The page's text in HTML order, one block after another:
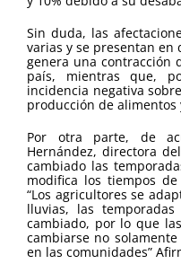
Sin duda, las
varias y se presentan en
genera una contracción
país, mientras que,
incidencia negativa
producción de alimentos
Por otra parte, de
Hernández, directora
cambiado las
modifica los tiempos
“Los agricultores se
lluvias, las
cambiado, por lo que
cambiarse no
en las comunidades”